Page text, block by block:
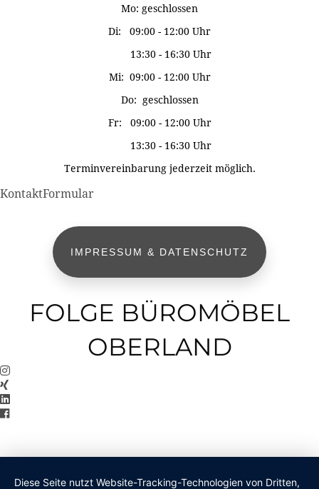
Mo: geschlossen
Di: 09:00 - 12:00 Uhr
13:30 - 16:30 Uhr
Mi: 09:00 - 12:00 Uhr
Do: geschlossen
Fr: 09:00 - 12:00 Uhr
13:30 - 16:30 Uhr
Terminvereinbarung jederzeit möglich.
KontaktFormular
IMPRESSUM & DATENSCHUTZ
FOLGE BÜROMÖBEL
OBERLAND
Diese Seite nutzt Website-Tracking-Technologien von Dritten,